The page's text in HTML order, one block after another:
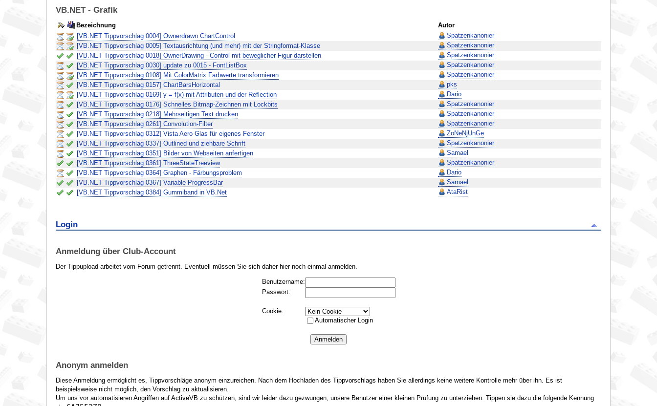
VB.NET - Grafik
Bezeichnung
Autor
[VB.NET Tippvorschlag 0004] Ownerdrawn ChartControl
Spatzenkanonier
[VB.NET Tippvorschlag 0005] Textausrichtung (und mehr) mit der Stringformat-Klasse
Spatzenkanonier
[VB.NET Tippvorschlag 0018] OwnerDrawing - Control mit beweglicher Figur darstellen
Spatzenkanonier
[VB.NET Tippvorschlag 0030] update zu 0015 - FontListBox
Spatzenkanonier
[VB.NET Tippvorschlag 0108] Mit ColorMatrix Farbwerte transformieren
Spatzenkanonier
[VB.NET Tippvorschlag 0157] ChartBarsHorizontal
pks
[VB.NET Tippvorschlag 0169] y = f(x) mit Attributen und der Reflection
Dario
[VB.NET Tippvorschlag 0176] Schnelles Bitmap-Zeichnen mit Lockbits
Spatzenkanonier
[VB.NET Tippvorschlag 0218] Mehrseitigen Text drucken
Spatzenkanonier
[VB.NET Tippvorschlag 0261] Convolution-Filter
Spatzenkanonier
[VB.NET Tippvorschlag 0312] Vista Aero Glas für eigenes Fenster
ZoNeNjUnGe
[VB.NET Tippvorschlag 0337] Outlined und ziehbare Schrift
Spatzenkanonier
[VB.NET Tippvorschlag 0351] Bilder von Webseiten anfertigen
Samael
[VB.NET Tippvorschlag 0361] ThreeStateTreeview
Spatzenkanonier
[VB.NET Tippvorschlag 0364] Graphen - Färbungsproblem
Dario
[VB.NET Tippvorschlag 0367] Variable ProgressBar
Samael
[VB.NET Tippvorschlag 0384] Gummiband in VB.Net
AtaRist
Login
Anmeldung über Club-Account
Der Tippupload arbeitet vom Forum getrennt. Eventuell müssen Sie sich daher hier noch einmal anmelden.
Benutzername:
Passwort:
Cookie:
Automatischer Login
Anonym anmelden
Diese Anmeldung ermöglicht es, Tippvorschläge anonym einzureichen. Nach dem Hochladen des Tippvorschlags haben Sie allerdings keine weitere Kontrolle mehr über ihn. Es ist
beispielsweise nicht möglich, den Vorschlag zu aktualisieren.
Um uns vor automatisieren Angriffen auf ActiveVB zu schützen, sind wir leider dazu gezwungen, unsere Benutzer einer kleinen Prüfung zu unterziehen. Tippen sie dazu die folgende Kennung